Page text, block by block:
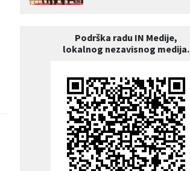
Podrška radu IN Medije,
lokalnog nezavisnog medija.